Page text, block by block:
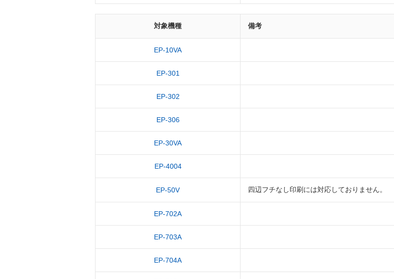
対象機種 備考
EP-10VA
EP-301
EP-302
EP-306
EP-30VA
EP-4004
EP-50V 四辺フチなし印刷には対応しておりません。
EP-702A
EP-703A
EP-704A